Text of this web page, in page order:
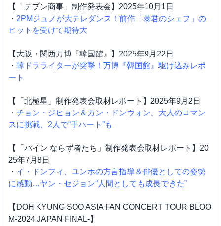
【「テプン商事」制作発表会】2025年10月1日
・ 2PMジュノが大テレダンス！前作「暴君のシェフ」の
ヒットを受けて期待大
【大阪・関西万博『韓国館』】2025年9月22日
・ 韓ドラライターが突撃！万博『韓国館』駆け込みレポ
ート
【「北極星」制作発表会取材レポート】2025年9月2日
・ チョン・ジヒョン＆カン・ドンウォン、大人のロマン
スに挑戦、2人で“手ハート”も
【「パイン ならず者たち」制作発表会取材レポート】20
25年7月8日
・ イ・ドンフィ、ユンホの方言指導＆俳優としての姿勢
に感動…ヤン・セジョン“人間としても成長できた”
【DOH KYUNG SOO ASIA FAN CONCERT TOUR BLOO
M-2024 JAPAN FINAL-】